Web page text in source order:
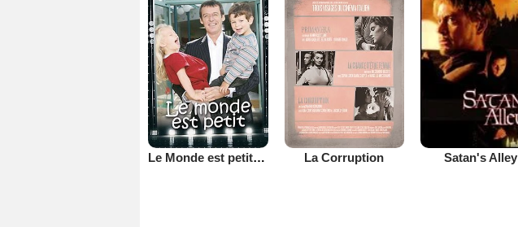
Le Monde est petit (TV) La Corruption Satan's Alley